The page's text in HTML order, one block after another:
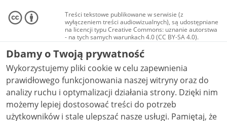
Treści tekstowe publikowane w serwisie (z
wyłączeniem treści audiowizualnych), są udostępniane
na licencji typu Creative Commons: uznanie autorstwa
- na tych samych warunkach 4.0 (CC BY-SA 4.0).
Materiały audiowizualne, w tym zdjęcia, materiały
audio i wideo, są udostępniane na licencji typu
Creative Commons: uznanie autorstwa użycie
niekomercyjne - bez utworów zależnych 4.0 (CC BY-
NC-ND 4.0), o ile nie jest to stwierdzone inaczej.
Dbamy o Twoją prywatność
Wykorzystujemy pliki cookie w celu zapewnienia
prawidłowego funkcjonowania naszej witryny oraz do
analizy ruchu i optymalizacji działania strony. Dzięki nim
możemy lepiej dostosować treści do potrzeb
użytkowników i stale ulepszać nasze usługi. Pamiętaj, że